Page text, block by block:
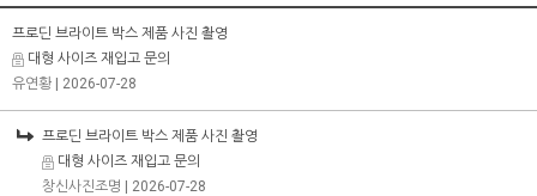
프로딘 브라이트 박스 제품 사진 촬영
대형 사이즈 재입고 문의
유연황
| 2026-07-28
프로딘 브라이트 박스 제품 사진 촬영
대형 사이즈 재입고 문의
창신사진조명
| 2026-07-28